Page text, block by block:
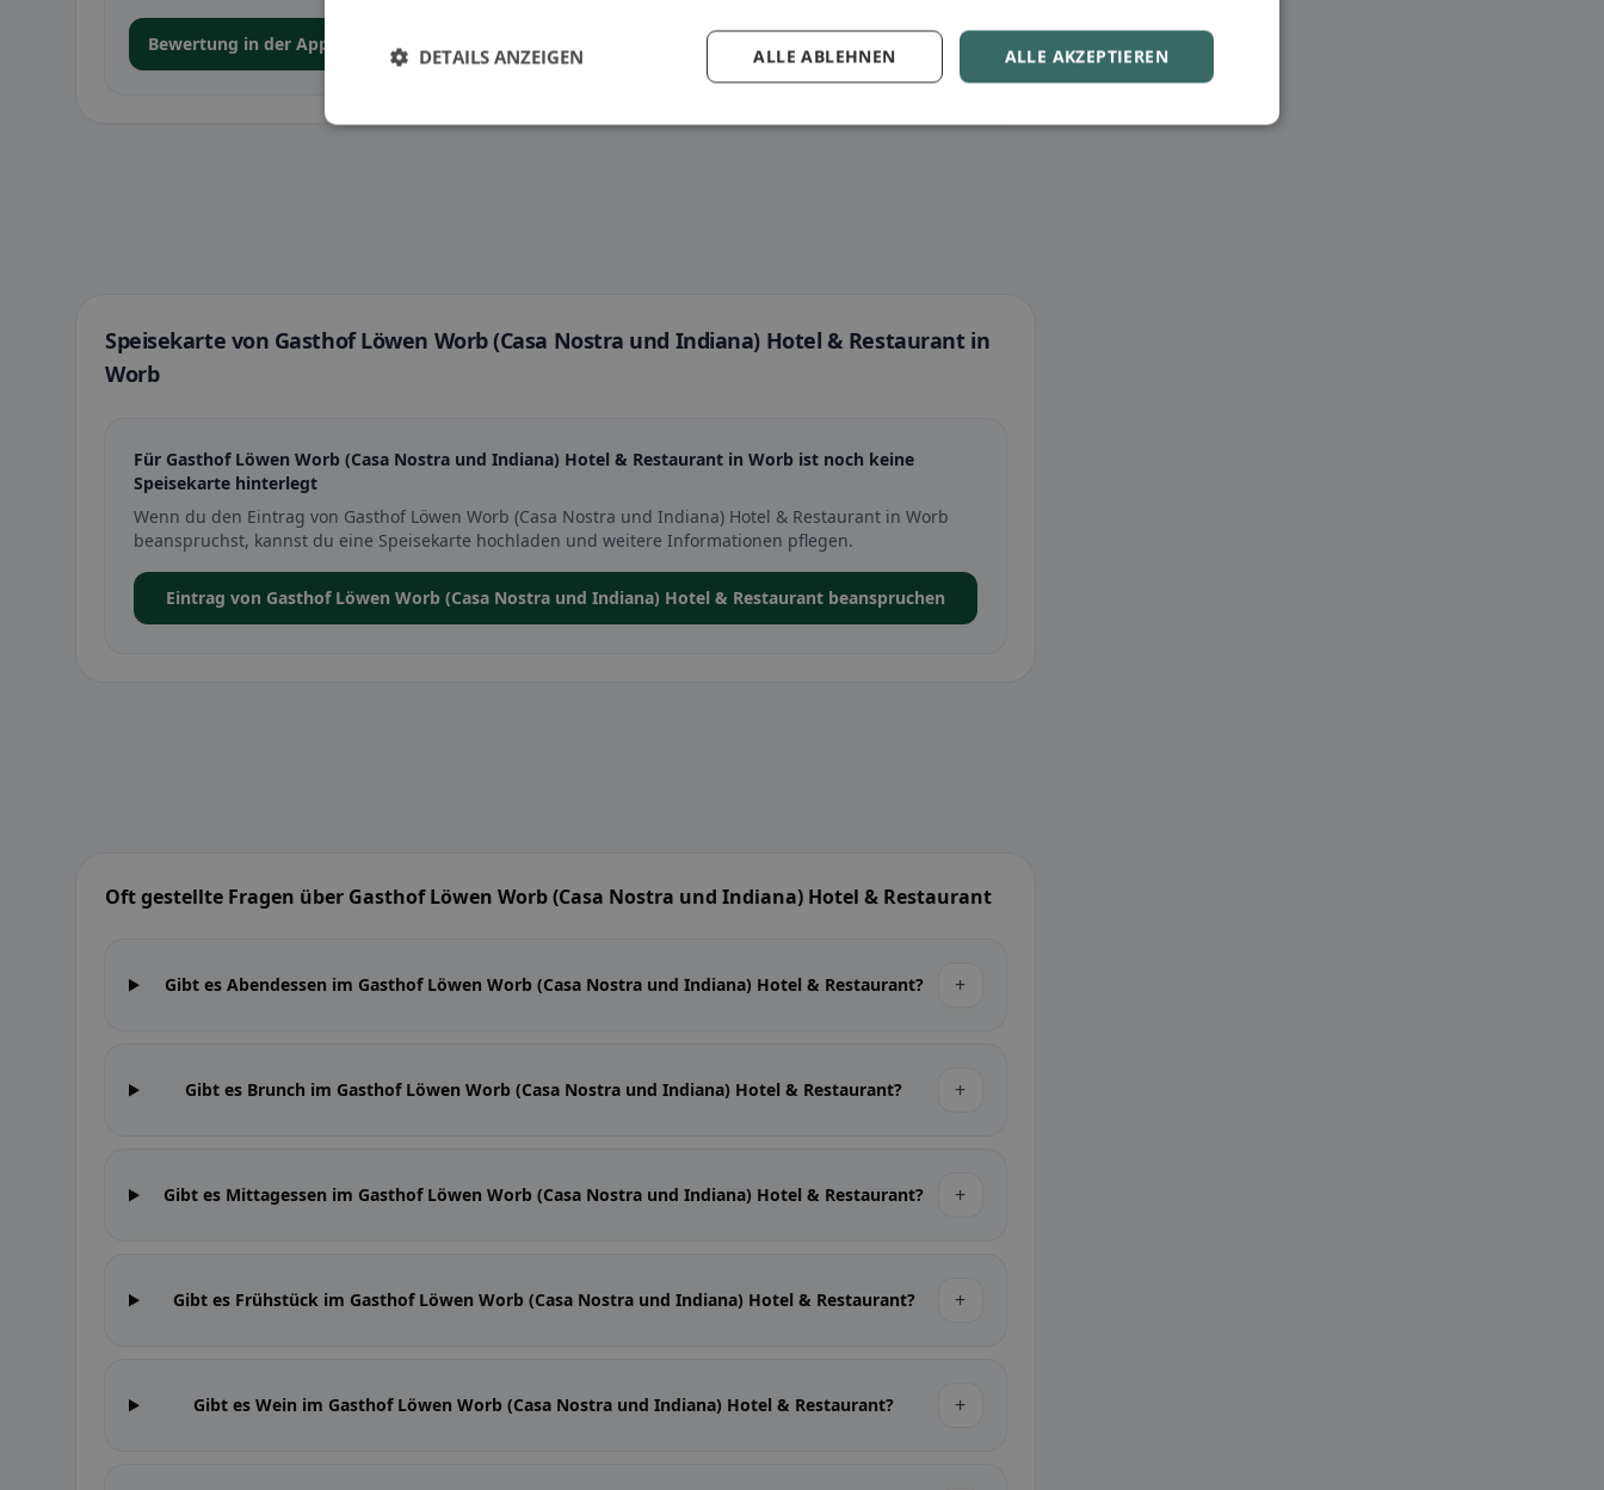
Bewertung in der App abgeben
Speisekarte von Gasthof Löwen Worb (Casa Nostra und Indiana) Hotel & Restaurant in
Worb
Für Gasthof Löwen Worb (Casa Nostra und Indiana) Hotel & Restaurant in Worb ist noch keine
Speisekarte hinterlegt
Wenn du den Eintrag von Gasthof Löwen Worb (Casa Nostra und Indiana) Hotel & Restaurant in Worb
beanspruchst, kannst du eine Speisekarte hochladen und weitere Informationen pflegen.
Eintrag von Gasthof Löwen Worb (Casa Nostra und Indiana) Hotel & Restaurant beanspruchen
Oft gestellte Fragen über Gasthof Löwen Worb (Casa Nostra und Indiana) Hotel & Restaurant
Gibt es Abendessen im Gasthof Löwen Worb (Casa Nostra und Indiana) Hotel & Restaurant? +
Gibt es Brunch im Gasthof Löwen Worb (Casa Nostra und Indiana) Hotel & Restaurant? +
Gibt es Mittagessen im Gasthof Löwen Worb (Casa Nostra und Indiana) Hotel & Restaurant? +
Gibt es Frühstück im Gasthof Löwen Worb (Casa Nostra und Indiana) Hotel & Restaurant? +
Gibt es Wein im Gasthof Löwen Worb (Casa Nostra und Indiana) Hotel & Restaurant? +
ALLE AKZEPTIEREN
ALLE ABLEHNEN
DETAILS ANZEIGEN